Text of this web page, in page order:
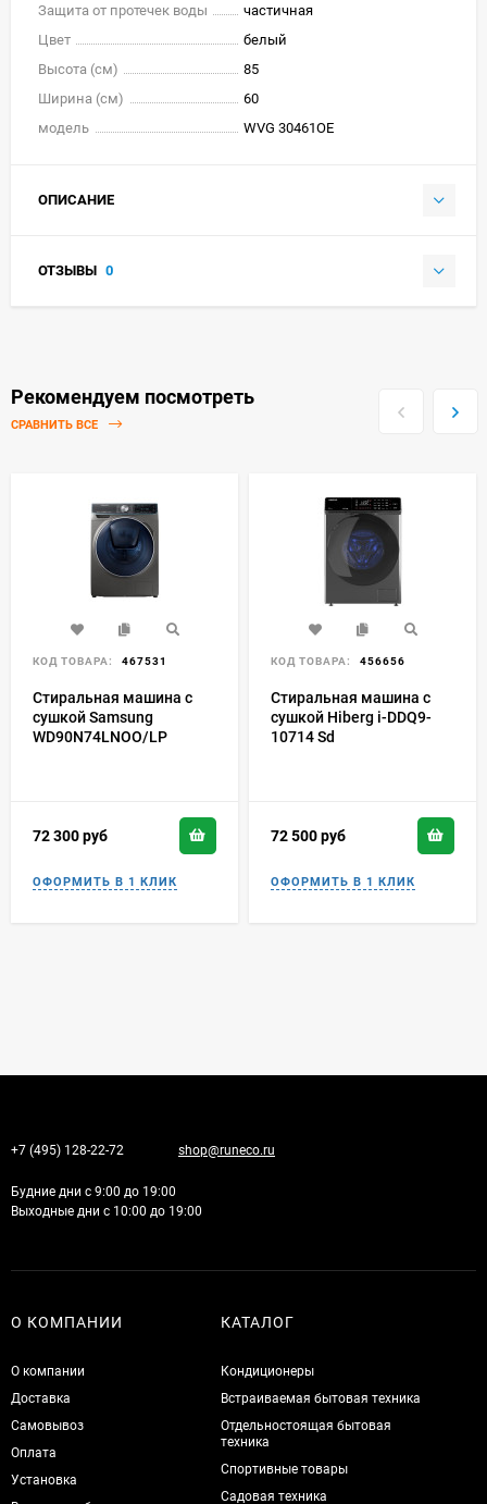
Защита от протечек воды
частичная
Цвет
белый
Высота (см)
85
Ширина (см)
60
модель
WVG 30461OE
ОПИСАНИЕ
ОТЗЫВЫ 0
Рекомендуем посмотреть
СРАВНИТЬ ВСЕ
КОД ТОВАРА: 467531
Стиральная машина с
сушкой Samsung
WD90N74LNOO/LP
72 300руб
КОД ТОВАРА: 456656
Стиральная машина с
сушкой Hiberg i-DDQ9-
10714 Sd
72 500руб
+7 (495) 128-22-72 shop@runeco.ru
Будние дни с 9:00 до 19:00
Выходные дни с 10:00 до 19:00
О КОМПАНИИ
О компании
Доставка
Самовывоз
Оплата
Установка
КАТАЛОГ
Кондиционеры
Встраиваемая бытовая техника
Отдельностоящая бытовая
техника
Спортивные товары
Садовая техника